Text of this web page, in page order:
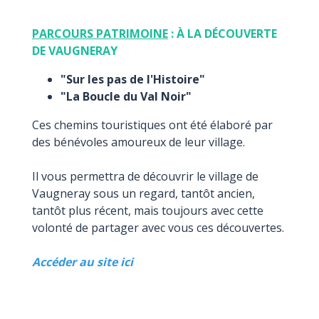
PARCOURS PATRIMOINE : À LA DÉCOUVERTE
DE VAUGNERAY
"Sur les pas de l'Histoire"
"La Boucle du Val Noir"
Ces chemins touristiques ont été élaboré par
des bénévoles amoureux de leur village.
Il vous permettra de découvrir le village de
Vaugneray sous un regard, tantôt ancien,
tantôt plus récent, mais toujours avec cette
volonté de partager avec vous ces découvertes.
Accéder au site ici